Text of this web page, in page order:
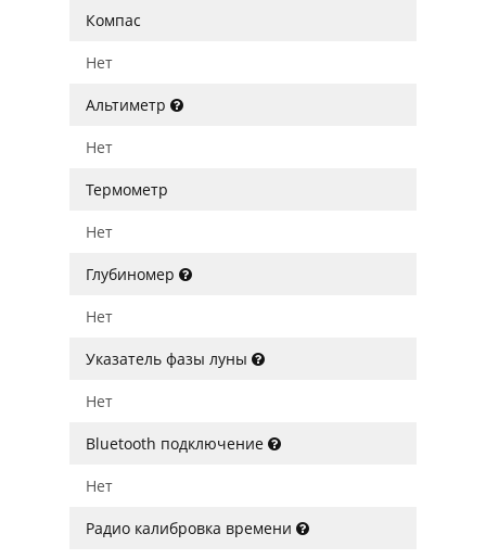
Компас
Нет
Альтиметр
Нет
Термометр
Нет
Глубиномер
Нет
Указатель фазы луны
Нет
Bluetooth подключение
Нет
Радио калибровка времени